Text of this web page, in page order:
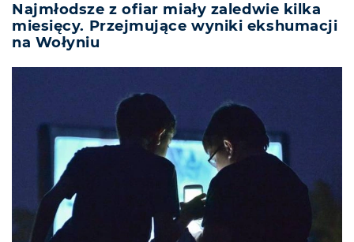
Najmłodsze z ofiar miały zaledwie kilka
miesięcy. Przejmujące wyniki ekshumacji
na Wołyniu